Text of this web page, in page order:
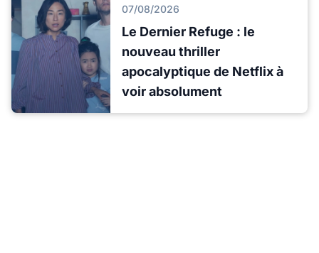
07/08/2026
Le Dernier Refuge : le
nouveau thriller
apocalyptique de Netflix à
voir absolument